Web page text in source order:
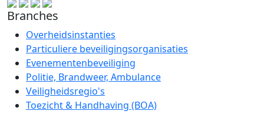
Branches
Overheidsinstanties
Particuliere beveiligingsorganisaties
Evenementenbeveiliging
Politie, Brandweer, Ambulance
Veiligheidsregio's
Toezicht & Handhaving (BOA)